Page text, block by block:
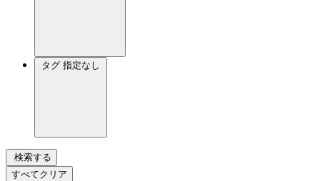
タグ 指定なし
検索する
すべてクリア